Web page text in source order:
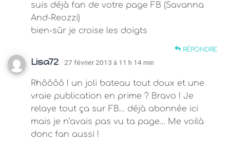
suis déjà fan de votre page FB (Savanna
And-Reozzi)
bien-sûr je croise les doigts
RÉPONDRE
Lisa72 · 27 février 2013 à 11 h 14 min
Rhôôôô ! un joli bateau tout doux et une
vraie publication en prime ? Bravo ! Je
relaye tout ça sur FB… déjà abonnée ici
mais je n’avais pas vu ta page… Me voilà
donc fan aussi !